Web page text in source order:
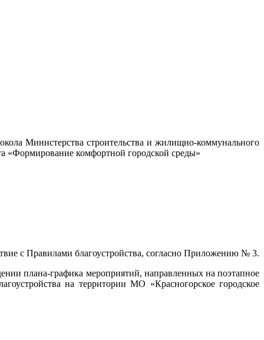
Министерства строительства и жилищно-коммунального
«Формирование комфортной городской среды»
с Правилами благоустройства, согласно Приложению № 3.
плана-графика мероприятий, направленных на поэтапное
на территории МО «Красногорское городское